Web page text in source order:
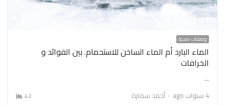
وصفات صحية
الماء البارد أم الماء الساخن للاستحمام. بين الفوائد و
الخرافات
…
4 سنوات ago
Author
أحمد سمارة 42